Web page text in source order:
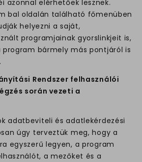
azonnal elérhetőek lesznek.
bal oldalán található főmenüben
helyezni a saját,
programjainak gyorslinkjeit is,
program bármely más pontjáról is
Rendszer felhasználói
során vezeti a
adatbeviteli és adatlekérdezési
úgy terveztük meg, hogy a
egyszerű legyen, a program
a mezőket és a